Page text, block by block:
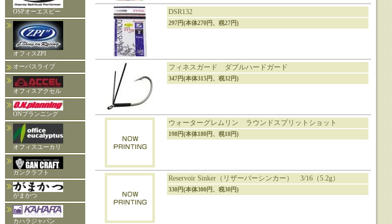
OSPオーエスピー
オフィスZPI
オーパスライブ
オフィスアクセル
ONプランニング
オフィスユーカリ
ガンクラフト
がまかつ
カハラジャパン
DSR132
297円(本体270円、税27円)
フィネスガード ダブルハードガード
347円(本体315円、税32円)
ウォーターグレムリン ラウンドスプリットショット
198円(本体180円、税18円)
Reservoir Sinker（リザーバーシンカー） 3/16（5.2g）
330円(本体300円、税30円)